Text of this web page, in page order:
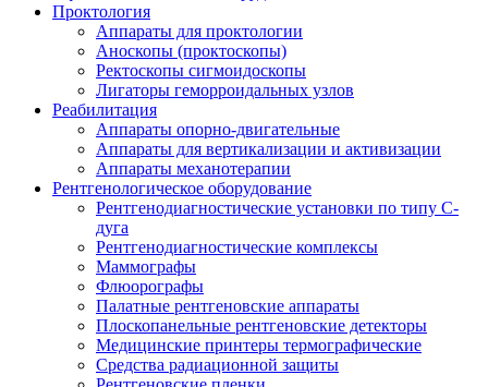
Проктология
Аппараты для проктологии
Аноскопы (проктоскопы)
Ректоскопы сигмоидоскопы
Лигаторы геморроидальных узлов
Реабилитация
Аппараты опорно-двигательные
Аппараты для вертикализации и активизации
Аппараты механотерапии
Рентгенологическое оборудование
Рентгенодиагностические установки по типу С-
дуга
Рентгенодиагностические комплексы
Маммографы
Флюорографы
Палатные рентгеновские аппараты
Плоскопанельные рентгеновские детекторы
Медицинские принтеры термографические
Средства радиационной защиты